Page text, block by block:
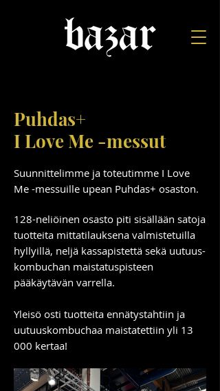
Puhdas+
I Love Me -messut
Suunnittelimme ja toteutimme I Love
Me -messuille upean Puhdas+ osaston.
128-neliöinen osasto piti sisällään satoja
tuotteita mittatilauksena valmistetuilla
hyllyillä, neljä kassapistettä sekä uutuus-
kombuchan maistatuspisteen
pääkäytävän varrella.
Yleisö osti tuotteita ennätystahtiin ja
uutuuskombuchaa maistatettiin yli 13
000 kertaa!